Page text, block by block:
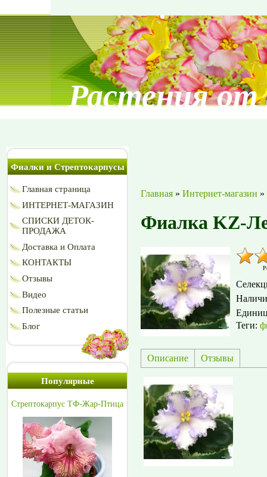
Растения
Фиалки и Стрептокарпусы
Главная страница
ИНТЕРНЕТ-МАГАЗИН
СПИСКИ ДЕТОК-
ПРОДАЖА
Доставка и Оплата
КОНТАКТЫ
Отзывы
Видео
Полезные статьи
Блог
Популярные
Стрептокарпус ТФ-Жар-Птица
Главная » Интернет-магазин »
Фиалка KZ-
Теги:
Описание Отзывы